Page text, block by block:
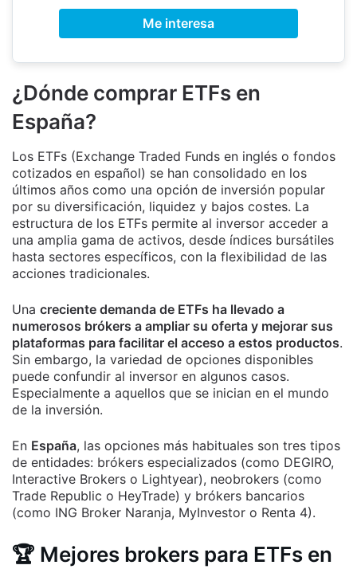
Me interesa
¿Dónde comprar ETFs en
España?
Los ETFs (Exchange Traded Funds en inglés o fondos
cotizados en español) se han consolidado en los
últimos años como una opción de inversión popular
por su diversificación, liquidez y bajos costes. La
estructura de los ETFs permite al inversor acceder a
una amplia gama de activos, desde índices bursátiles
hasta sectores específicos, con la flexibilidad de las
acciones tradicionales.
Una creciente demanda de ETFs ha llevado a
numerosos brókers a ampliar su oferta y mejorar sus
plataformas para facilitar el acceso a estos productos.
Sin embargo, la variedad de opciones disponibles
puede confundir al inversor en algunos casos.
Especialmente a aquellos que se inician en el mundo
de la inversión.
En España, las opciones más habituales son tres tipos
de entidades: brókers especializados (como DEGIRO,
Interactive Brokers o Lightyear), neobrokers (como
Trade Republic o HeyTrade) y brókers bancarios
(como ING Broker Naranja, MyInvestor o Renta 4).
🏆 Mejores brokers para ETFs en